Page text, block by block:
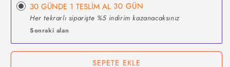
30 GÜNDE 1 TESLİM AL 30 GÜN
Her tekrarlı siparişte %5 indirim kazanacaksınız
Sonraki alan
SEPETE EKLE